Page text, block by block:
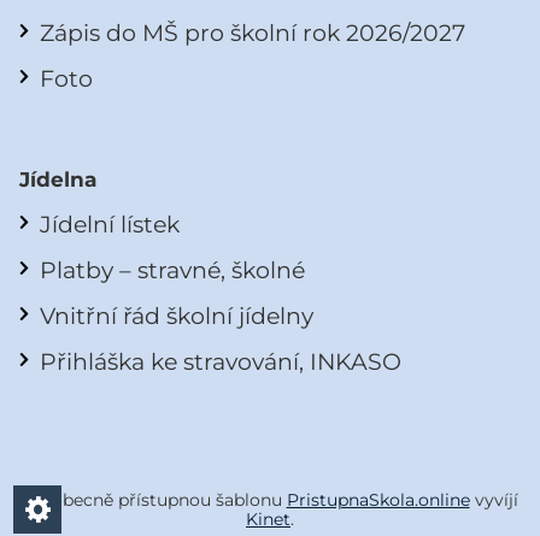
Zápis do MŠ pro školní rok 2026/2027
Foto
Jídelna
Jídelní lístek
Platby – stravné, školné
Vnitřní řád školní jídelny
Přihláška ke stravování, INKASO
Všeobecně přístupnou šablonu PristupnaSkola.onlinevyvíjí
Kinet.